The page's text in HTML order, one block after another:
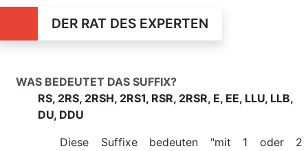
DER RAT DES EXPERTEN
WAS BEDEUTET DAS SUFFIX?
RS, 2RS, 2RSH, 2RS1, RSR, 2RSR, E, EE, LLU, LLB,
DU, DDU
Diese Suffixe bedeuten "mit 1 oder 2